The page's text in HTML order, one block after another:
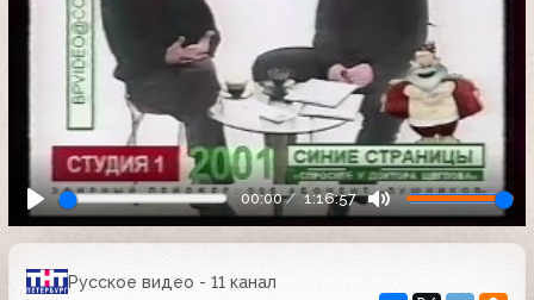
00:00 1:16:57
Русское видео - 11 канал